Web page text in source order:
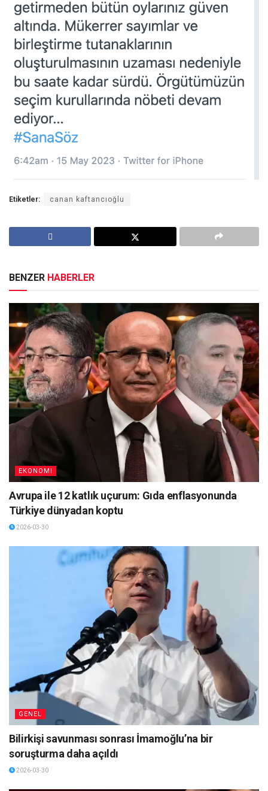
Etiketler: canan kaftancıoğlu
BENZER HABERLER
EKONOMI
Avrupa ile 12 katlık uçurum: Gıda enflasyonunda
Türkiye dünyadan koptu
2026-03-30
GENEL
Bilirkişi savunması sonrası İmamoğlu’na bir
soruşturma daha açıldı
2026-03-30